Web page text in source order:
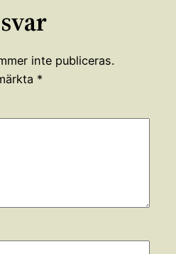
inte publiceras.
*